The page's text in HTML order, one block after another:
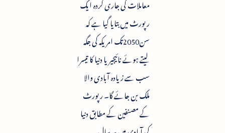
رپورٹ میں بتایا گیا ہے کہ
سن2050تک امریکہ کی جگہ
لیتے ہوئے نائیجیریا دنیا کا تیسرا
سب سے زیادہ آبادی والا
ملک بن جائے گا۔ رپورٹ
کے مصنفین کے مطابق دنیا